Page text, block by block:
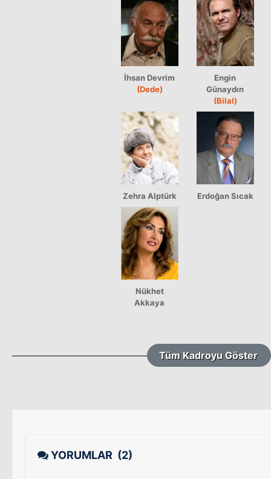
İhsan Devrim
(Dede)
Engin
Günaydın
(Bilal)
Zehra Alptürk Erdoğan Sıcak
Nükhet
Akkaya
Tüm Kadroyu Göster
YORUMLAR (2)